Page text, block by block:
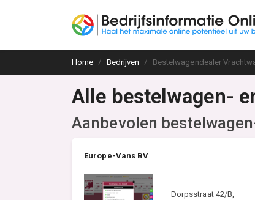
Home Bedrijven Bestelwagendealer
Alle bestelwagen-
Aanbevolen
Europe-Vans BV
Dorpsstraat 42/B,